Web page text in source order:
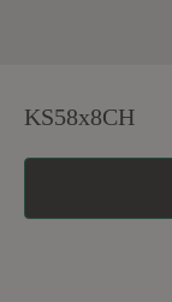
KS58x8CH